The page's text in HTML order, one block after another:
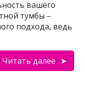
вашего
тумбы –
подхода, ведь
Читать далее